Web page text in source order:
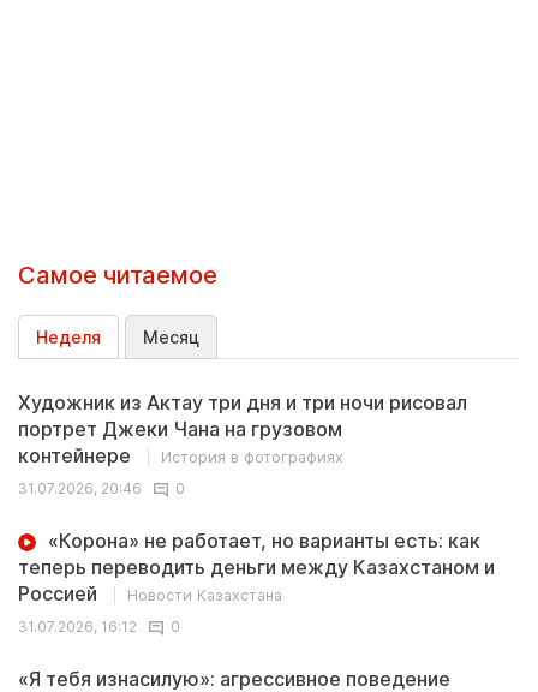
Самое читаемое
Неделя Месяц
Художник из Актау три дня и три ночи рисовал
портрет Джеки Чана на грузовом
контейнере
История в фотографиях
31.07.2026, 20:46
0
«Корона» не работает, но варианты есть: как
теперь переводить деньги между Казахстаном и
Россией
Новости Казахстана
31.07.2026, 16:12
0
«Я тебя изнасилую»: агрессивное поведение